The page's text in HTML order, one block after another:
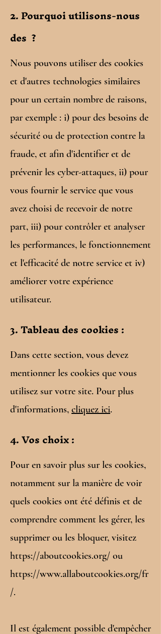
2. Pourquoi utilisons-nous
des ?
Nous pouvons utiliser des cookies
et d'autres technologies similaires
pour un certain nombre de raisons,
par exemple : i) pour des besoins de
sécurité ou de protection contre la
fraude, et afin d'identifier et de
prévenir les cyber-attaques, ii) pour
vous fournir le service que vous
avez choisi de recevoir de notre
part, iii) pour contrôler et analyser
les performances, le fonctionnement
et l'efficacité de notre service et iv)
améliorer votre expérience
utilisateur.
3. Tableau des cookies :
Dans cette section, vous devez
mentionner les cookies que vous
utilisez sur votre site. Pour plus
d'informations, cliquez ici.
4. Vos choix :
Pour en savoir plus sur les cookies,
notamment sur la manière de voir
quels cookies ont été définis et de
comprendre comment les gérer, les
supprimer ou les bloquer, visitez
https://aboutcookies.org/ ou
https://www.allaboutcookies.org/fr
/.
Il est également possible d'empêcher